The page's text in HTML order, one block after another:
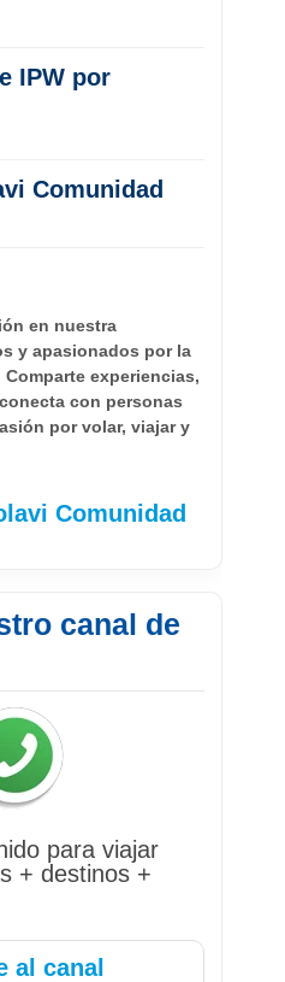
IPW por
Comunidad
en nuestra
y apasionados por la
experiencias,
con personas
por volar, viajar y
Comunidad
canal de
para viajar
+ destinos +
al canal